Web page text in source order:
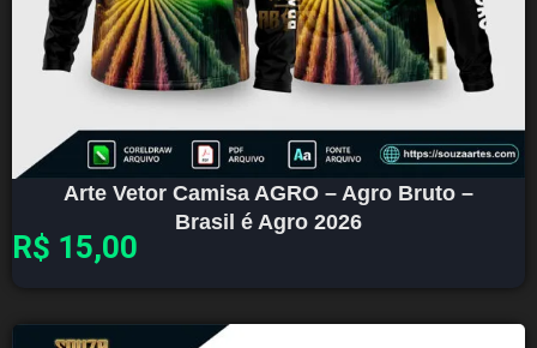
Arte Vetor Camisa AGRO – Agro Bruto –
Brasil é Agro 2026
R$ 15,00